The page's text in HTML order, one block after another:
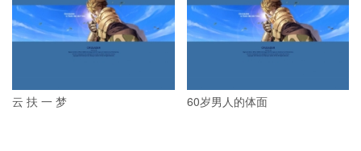
云 扶 一 梦 60岁男人的体面